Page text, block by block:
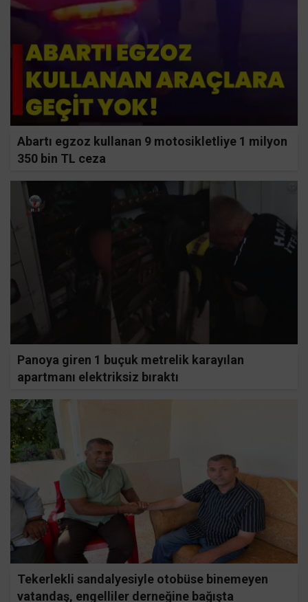
Abartı egzoz kullanan 9 motosikletliye 1 milyon
350 bin TL ceza
Panoya giren 1 buçuk metrelik karayılan
apartmanı elektriksiz bıraktı
Tekerlekli sandalyesiyle otobüse binemeyen
vatandaş, engelliler derneğine bağışta